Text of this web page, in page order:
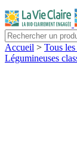
Accueil > Tous
Légumineuses